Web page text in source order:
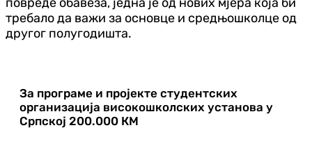
требало да важи за основце и средњошколце од
другог полугодишта.
За програме и пројекте студентских
организација високошколских установа у
Српској 200.000 КМ